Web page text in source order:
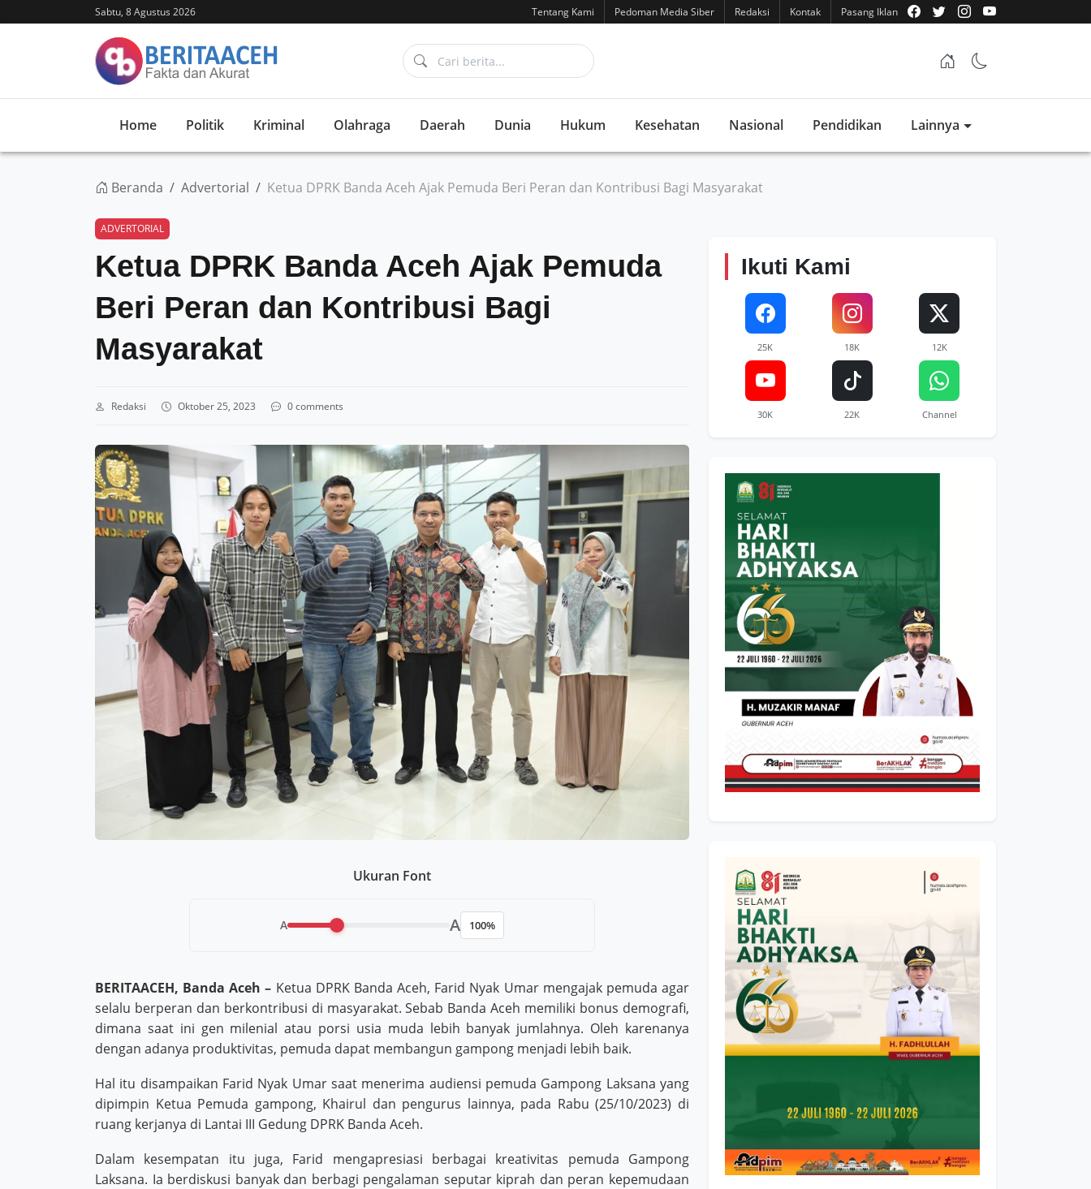
Sabtu, 8 Agustus 2026 Tentang Kami Pedoman Media Siber Redaksi Kontak Pasang Iklan
Home Politik Kriminal Olahraga Daerah Dunia Hukum Kesehatan Nasional Pendidikan Lainnya
Beranda Advertorial Ketua DPRK Banda Aceh Ajak Pemuda Beri Peran dan Kontribusi Bagi Masyarakat
ADVERTORIAL
Ketua DPRK Banda Aceh Ajak Pemuda
Beri Peran dan Kontribusi Bagi
Masyarakat
Redaksi Oktober 25, 2023 0 comments
Ukuran Font
A A 100%
BERITAACEH, Banda Aceh – Ketua DPRK Banda Aceh, Farid Nyak Umar mengajak pemuda agar
selalu berperan dan berkontribusi di masyarakat. Sebab Banda Aceh memiliki bonus demografi,
dimana saat ini gen milenial atau porsi usia muda lebih banyak jumlahnya. Oleh karenanya
dengan adanya produktivitas, pemuda dapat membangun gampong menjadi lebih baik.
Hal itu disampaikan Farid Nyak Umar saat menerima audiensi pemuda Gampong Laksana yang
dipimpin Ketua Pemuda gampong, Khairul dan pengurus lainnya, pada Rabu (25/10/2023) di
ruang kerjanya di Lantai III Gedung DPRK Banda Aceh.
Dalam kesempatan itu juga, Farid mengapresiasi berbagai kreativitas pemuda Gampong
Laksana. Ia berdiskusi banyak dan berbagi pengalaman seputar kiprah dan peran kepemudaan
Ikuti Kami
25K 18K 12K
30K 22K Channel